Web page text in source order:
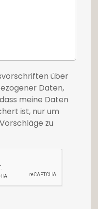
über
Daten,
meine Daten
ist, nur um
zu